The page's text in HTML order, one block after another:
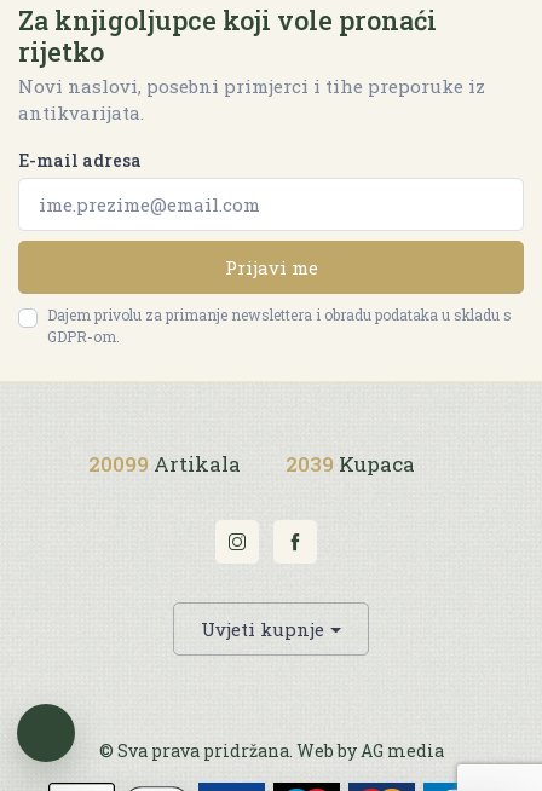
Za knjigoljupce koji vole pronaći
rijetko
Novi naslovi, posebni primjerci i tihe preporuke iz
antikvarijata.
E-mail adresa
Prijavi me
Dajem privolu za primanje newslettera i obradu podataka u skladu s
GDPR-om.
20099 Artikala 2039 Kupaca
Uvjeti kupnje
© Sva prava pridržana. Web by AG media